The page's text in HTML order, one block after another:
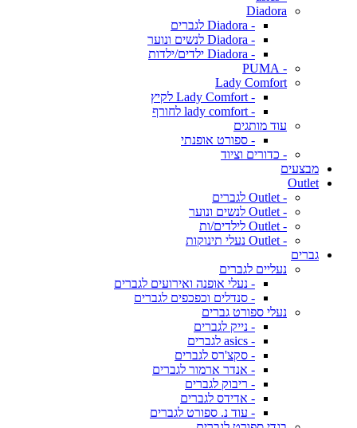
Diadora
- Diadora לגברים
- Diadora לנשים ונוער
- Diadora ילדים/ילדות
- PUMA
Lady Comfort
- Lady Comfort לקיץ
- lady comfort לחורף
עוד מותגים
- ספורט אופנתי
- כדורים וציוד
מבצעים
Outlet
- Outlet לגברים
- Outlet לנשים ונוער
- Outlet לילדים/ות
- Outlet נעלי תינוקות
גברים
נעליים לגברים
- נעלי אופנה ואירועים לגברים
- סנדלים וכפכפים לגברים
נעלי ספורט גברים
- נייק לגברים
- asics לגברים
- סקצ'רס לגברים
- אנדר ארמור לגברים
- ריבוק לגברים
- אדידס לגברים
- עוד נ. ספורט לגברים